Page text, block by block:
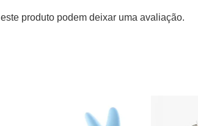
produto podem deixar uma avaliação.